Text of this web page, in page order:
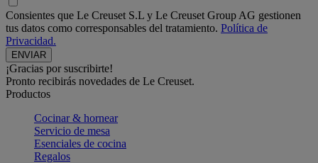
Consientes que Le Creuset S.L y Le Creuset Group AG gestionen
tus datos como corresponsables del tratamiento. Política de
Privacidad.
¡Gracias por suscribirte!
Pronto recibirás novedades de Le Creuset.
Productos
Cocinar & hornear
Servicio de mesa
Esenciales de cocina
Regalos